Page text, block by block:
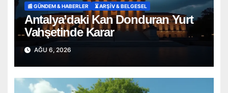
📰 GÜNDEM & HABERLER ⏳ ARŞİV & BELGESEL
Antalya’daki Kan Donduran Yurt
Vahşetinde Karar
AĞU 6, 2026